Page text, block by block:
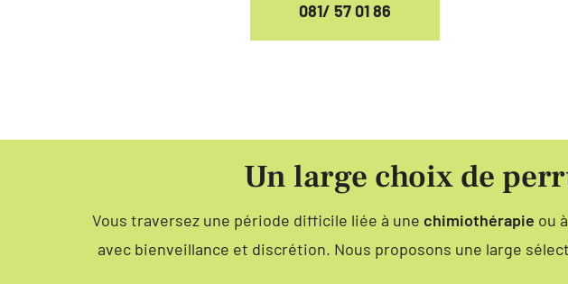
081/ 57 01 86
Un large choix de
Vous traversez une période difficile liée à une chimiothérapie ou
avec bienveillance et discrétion. Nous proposons une large